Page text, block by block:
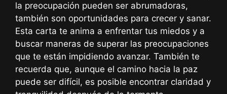
la preocupación pueden ser abrumadoras,
también son oportunidades para crecer y sanar.
Esta carta te anima a enfrentar tus miedos y a
buscar maneras de superar las preocupaciones
que te están impidiendo avanzar. También te
recuerda que, aunque el camino hacia la paz
puede ser difícil, es posible encontrar claridad y